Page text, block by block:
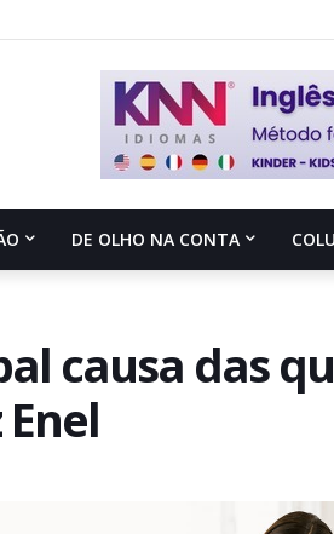
DE OLHO NA CONTA
causa das